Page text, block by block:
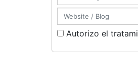
Autorizo el